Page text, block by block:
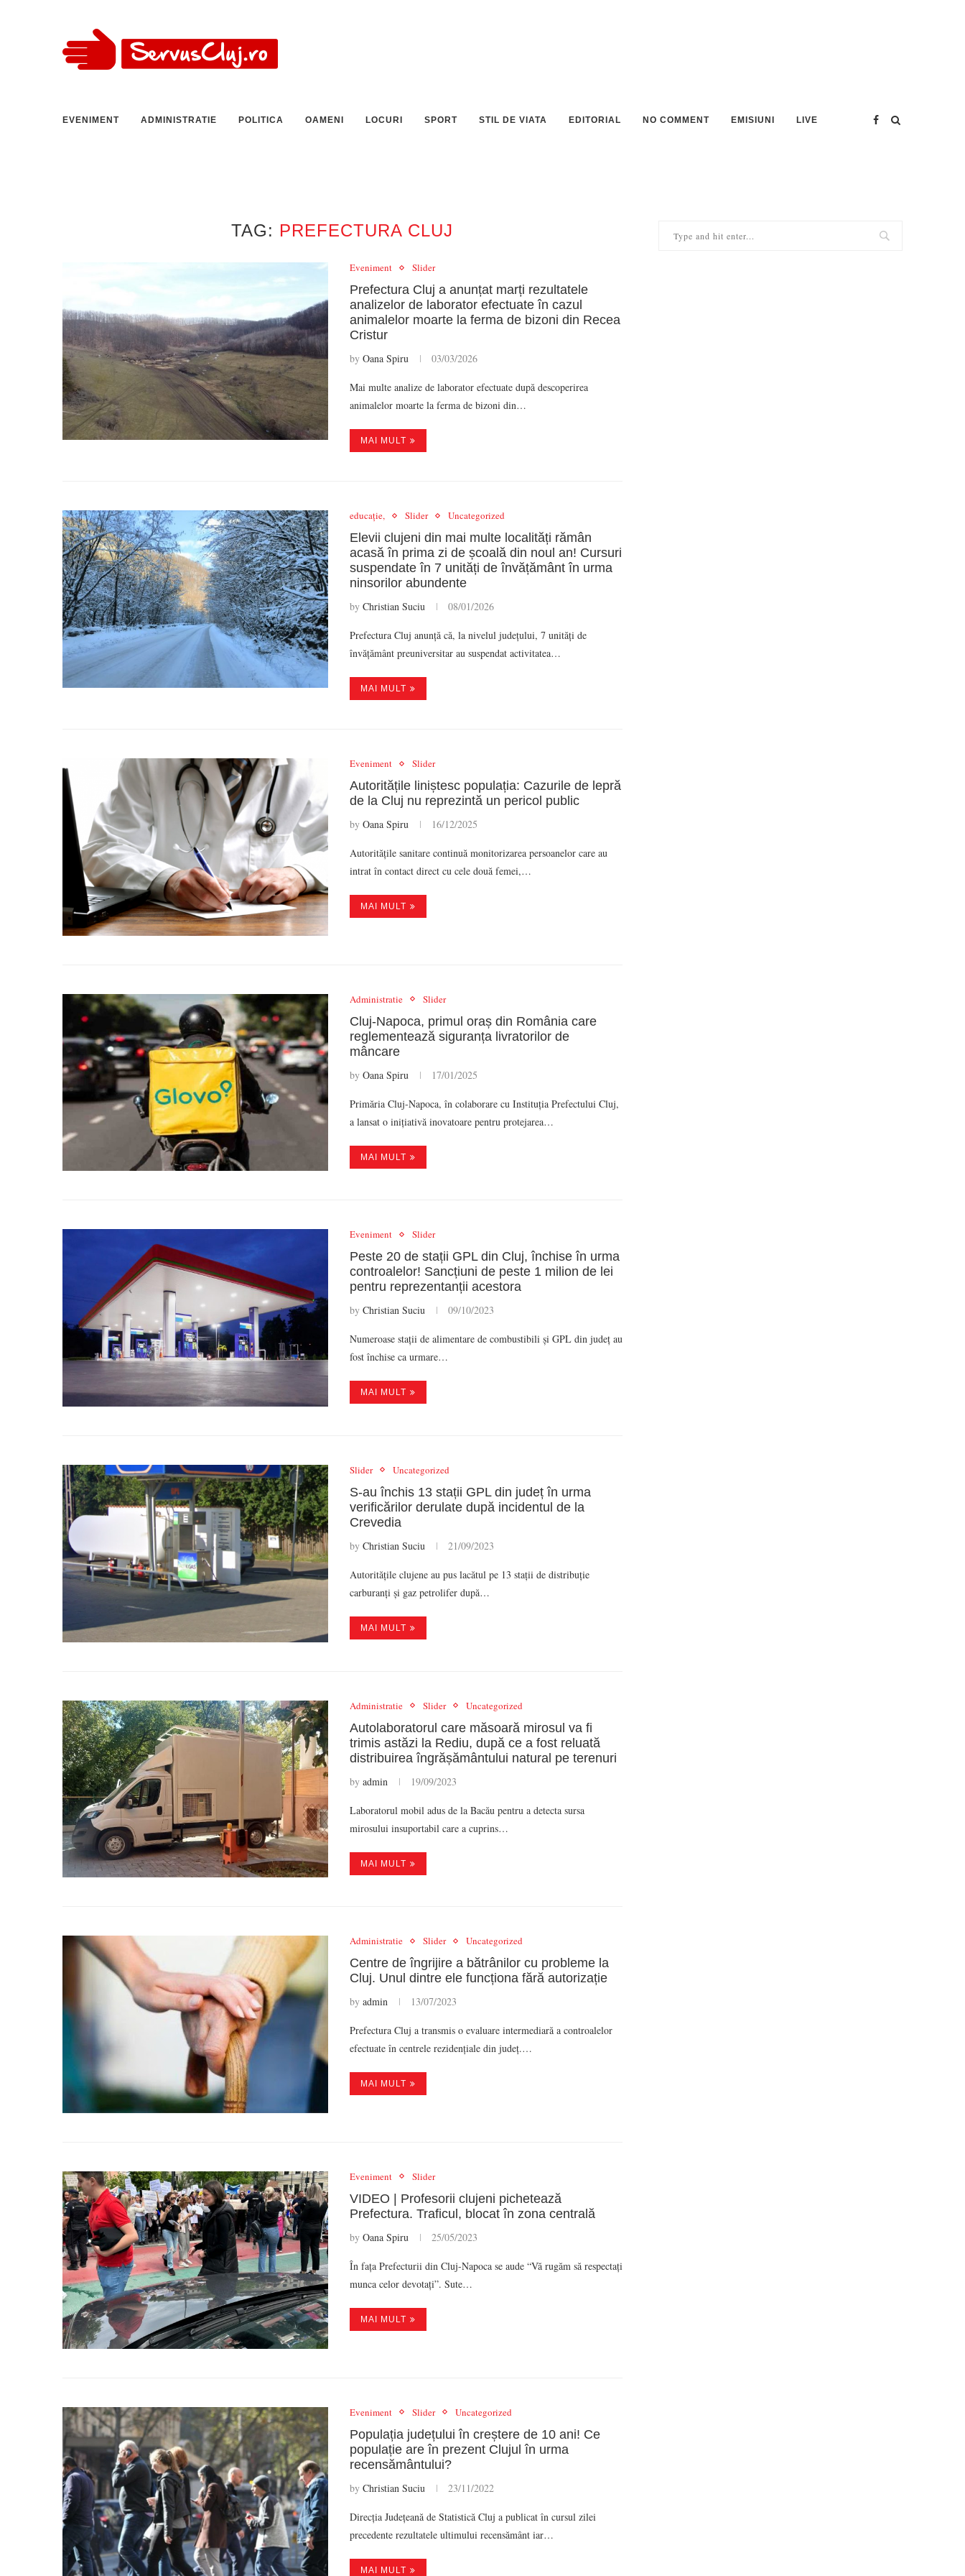
EVENIMENT ADMINISTRATIE POLITICA OAMENI LOCURI SPORT STIL DE VIATA EDITORIAL NO COMMENT EMISIUNI LIVE
TAG: PREFECTURA CLUJ
Eveniment Slider
Prefectura Cluj a anunțat marți rezultatele
analizelor de laborator efectuate în cazul
animalelor moarte la ferma de bizoni din Recea
Cristur
by Oana Spiru 03/03/2026
Mai multe analize de laborator efectuate după descoperirea
animalelor moarte la ferma de bizoni din…
MAI MULT
educație, Slider Uncategorized
Elevii clujeni din mai multe localități rămân
acasă în prima zi de școală din noul an! Cursuri
suspendate în 7 unități de învățământ în urma
ninsorilor abundente
by Christian Suciu 08/01/2026
Prefectura Cluj anunță că, la nivelul județului, 7 unități de
învățământ preuniversitar au suspendat activitatea…
MAI MULT
Eveniment Slider
Autoritățile liniștesc populația: Cazurile de lepră
de la Cluj nu reprezintă un pericol public
by Oana Spiru 16/12/2025
Autoritățile sanitare continuă monitorizarea persoanelor care au
intrat în contact direct cu cele două femei,…
MAI MULT
Administratie Slider
Cluj-Napoca, primul oraș din România care
reglementează siguranța livratorilor de
mâncare
by Oana Spiru 17/01/2025
Primăria Cluj-Napoca, în colaborare cu Instituția Prefectului Cluj,
a lansat o inițiativă inovatoare pentru protejarea…
MAI MULT
Eveniment Slider
Peste 20 de stații GPL din Cluj, închise în urma
controalelor! Sancțiuni de peste 1 milion de lei
pentru reprezentanții acestora
by Christian Suciu 09/10/2023
Numeroase stații de alimentare de combustibili și GPL din județ au
fost închise ca urmare…
MAI MULT
Slider Uncategorized
S-au închis 13 stații GPL din județ în urma
verificărilor derulate după incidentul de la
Crevedia
by Christian Suciu 21/09/2023
Autoritățile clujene au pus lacătul pe 13 stații de distribuție
carburanți și gaz petrolifer după…
MAI MULT
Administratie Slider Uncategorized
Autolaboratorul care măsoară mirosul va fi
trimis astăzi la Rediu, după ce a fost reluată
distribuirea îngrășământului natural pe terenuri
by admin 19/09/2023
Laboratorul mobil adus de la Bacău pentru a detecta sursa
mirosului insuportabil care a cuprins…
MAI MULT
Administratie Slider Uncategorized
Centre de îngrijire a bătrânilor cu probleme la
Cluj. Unul dintre ele funcționa fără autorizație
by admin 13/07/2023
Prefectura Cluj a transmis o evaluare intermediară a controalelor
efectuate în centrele rezidențiale din județ.…
MAI MULT
Eveniment Slider
VIDEO | Profesorii clujeni pichetează
Prefectura. Traficul, blocat în zona centrală
by Oana Spiru 25/05/2023
În fața Prefecturii din Cluj-Napoca se aude “Vă rugăm să respectați
munca celor devotați”. Sute…
MAI MULT
Eveniment Slider Uncategorized
Populația județului în creștere de 10 ani! Ce
populație are în prezent Clujul în urma
recensământului?
by Christian Suciu 23/11/2022
Direcția Județeană de Statistică Cluj a publicat în cursul zilei
precedente rezultatele ultimului recensământ iar…
MAI MULT